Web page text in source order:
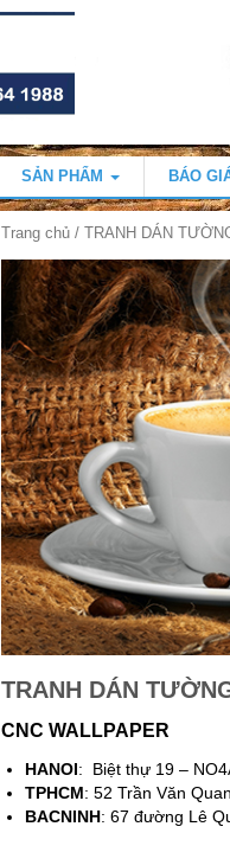
SẢN PHẨM BÁO
Trang chủ / TRANH DÁN
TRANH DÁN
CNC WALLPAPER
HANOI: Biệt thự 19 –
TPHCM: 52 Trần Văn
BACNINH: 67 đường Lê